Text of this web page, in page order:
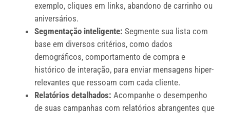
exemplo, cliques em links, abandono de carrinho ou
aniversários.
Segmentação inteligente: Segmente sua lista com
base em diversos critérios, como dados
demográficos, comportamento de compra e
histórico de interação, para enviar mensagens hiper-
relevantes que ressoam com cada cliente.
Relatórios detalhados: Acompanhe o desempenho
de suas campanhas com relatórios abrangentes que